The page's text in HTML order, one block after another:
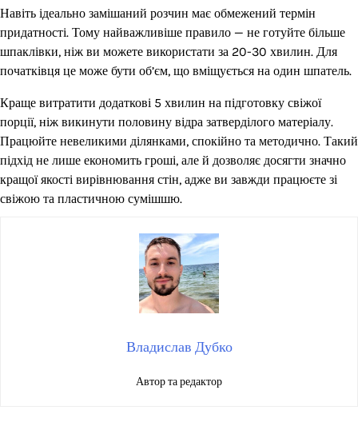
Навіть ідеально замішаний розчин має обмежений термін
придатності. Тому найважливіше правило — не готуйте більше
шпаклівки, ніж ви можете використати за 20-30 хвилин. Для
початківця це може бути об’єм, що вміщується на один шпатель.
Краще витратити додаткові 5 хвилин на підготовку свіжої
порції, ніж викинути половину відра затверділого матеріалу.
Працюйте невеликими ділянками, спокійно та методично. Такий
підхід не лише економить гроші, але й дозволяє досягти значно
кращої якості вирівнювання стін, адже ви завжди працюєте зі
свіжою та пластичною сумішшю.
Владислав Дубко
Автор та редактор